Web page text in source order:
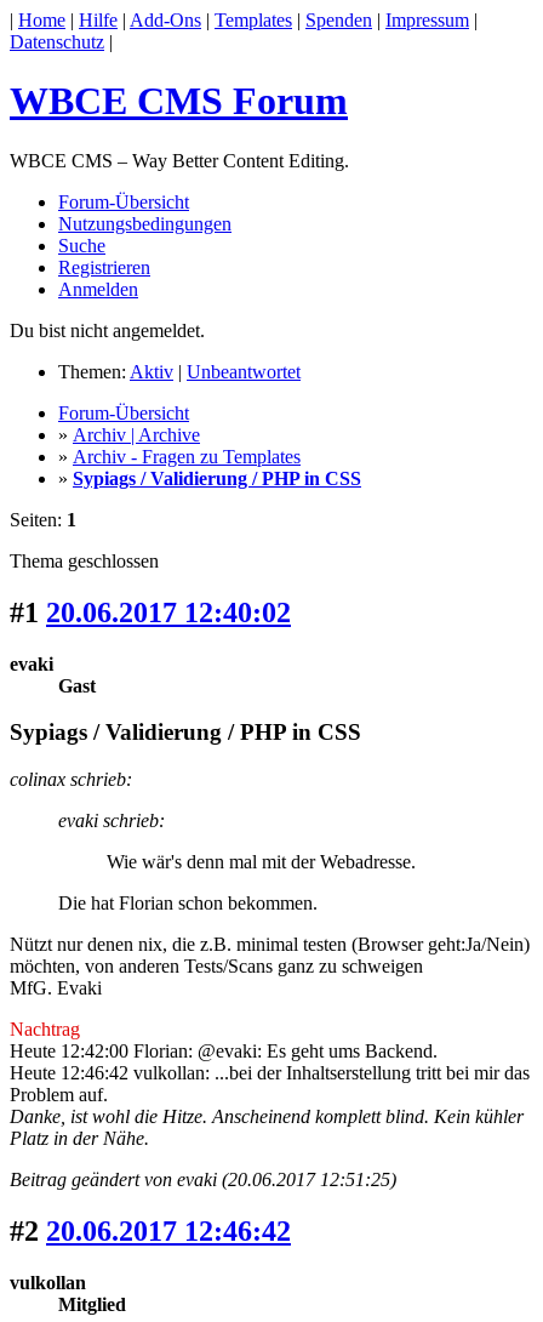
| Home | Hilfe | Add-Ons | Templates | Spenden | Impressum |
Datenschutz |
WBCE CMS Forum
WBCE CMS – Way Better Content Editing.
Forum-Übersicht
Nutzungsbedingungen
Suche
Registrieren
Anmelden
Du bist nicht angemeldet.
Themen: Aktiv | Unbeantwortet
Forum-Übersicht
» Archiv | Archive
» Archiv - Fragen zu Templates
» Sypiags / Validierung / PHP in CSS
Seiten: 1
Thema geschlossen
#1 20.06.2017 12:40:02
evaki
Gast
Sypiags / Validierung / PHP in CSS
colinax schrieb:
evaki schrieb:
Wie wär's denn mal mit der Webadresse.
Die hat Florian schon bekommen.
Nützt nur denen nix, die z.B. minimal testen (Browser geht:Ja/Nein)
möchten, von anderen Tests/Scans ganz zu schweigen
MfG. Evaki
Nachtrag
Heute 12:42:00 Florian: @evaki: Es geht ums Backend.
Heute 12:46:42 vulkollan: ...bei der Inhaltserstellung tritt bei mir das
Problem auf.
Danke, ist wohl die Hitze. Anscheinend komplett blind. Kein kühler
Platz in der Nähe.
Beitrag geändert von evaki (20.06.2017 12:51:25)
#2 20.06.2017 12:46:42
vulkollan
Mitglied